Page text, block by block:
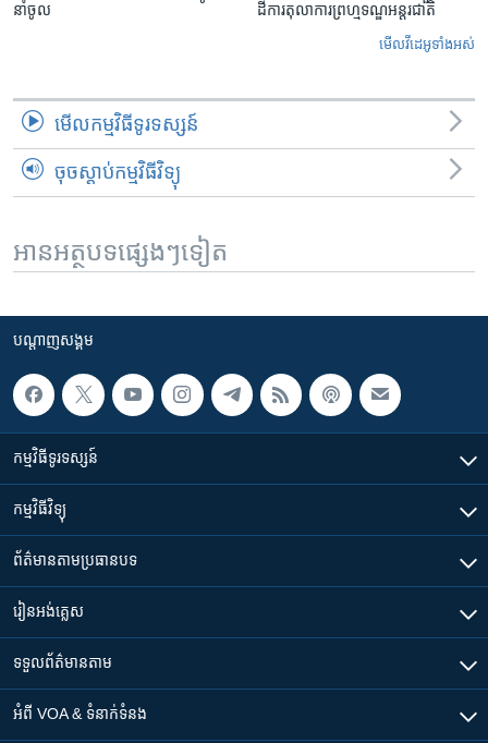
នាំចូល
ដីការ​តុលាការ​ព្រហ្មទណ្ឌ​អន្តរជាតិ
មើល​វីដេអូ​ទាំង​អស់
មើល​កម្មវិធី​ទូរទស្សន៍
ចុចស្តាប់កម្មវិធីវិទ្យុ
អានអត្ថបទផ្សេងៗទៀត
បណ្តាញ​សង្គម
កម្មវិធី​ទូរទស្សន៍
កម្មវិធី​វិទ្យុ
ព័ត៌មាន​តាមប្រធានបទ​
រៀន​​អង់គ្លេស
ទទួល​ព័ត៌មាន​តាម
អំពី​ VOA & ទំនាក់ទំនង